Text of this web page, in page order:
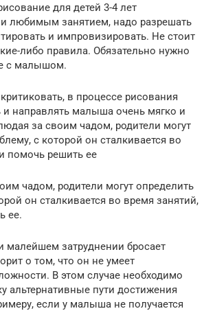
для детей 3-4 лет
любимым занятием, надо разрешать
и импровизировать. Не стоит
либо правила. Обязательно нужно
с малышом.
в процессе рисования
и направлять малыша очень мягко и
за своим чадом, родители могут
с которой он сталкивается во
помочь решить ее
чадом, родители могут определить
он сталкивается во время занятий,
ее.
затруднении бросает
о том, что он не умеет
В этом случае необходимо
альтернативные пути достижения
если у малыша не получается